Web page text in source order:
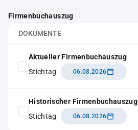
Firmenbuchauszug
DOKUMENTE
Aktueller Firmenbuchauszug
Stichtag
06.08.2026
Historischer Firmenbuchauszug
Stichtag
06.08.2026